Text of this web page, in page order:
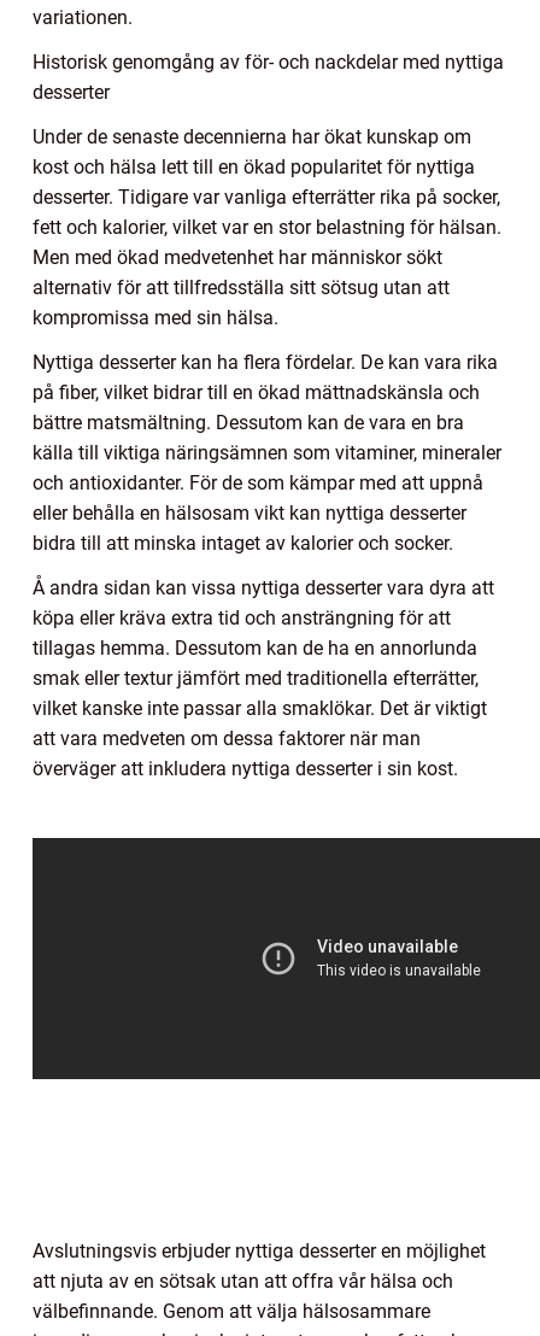
variationen.
Historisk genomgång av för- och nackdelar med nyttiga
desserter
Under de senaste decennierna har ökat kunskap om
kost och hälsa lett till en ökad popularitet för nyttiga
desserter. Tidigare var vanliga efterrätter rika på socker,
fett och kalorier, vilket var en stor belastning för hälsan.
Men med ökad medvetenhet har människor sökt
alternativ för att tillfredsställa sitt sötsug utan att
kompromissa med sin hälsa.
Nyttiga desserter kan ha flera fördelar. De kan vara rika
på fiber, vilket bidrar till en ökad mättnadskänsla och
bättre matsmältning. Dessutom kan de vara en bra
källa till viktiga näringsämnen som vitaminer, mineraler
och antioxidanter. För de som kämpar med att uppnå
eller behålla en hälsosam vikt kan nyttiga desserter
bidra till att minska intaget av kalorier och socker.
Å andra sidan kan vissa nyttiga desserter vara dyra att
köpa eller kräva extra tid och ansträngning för att
tillagas hemma. Dessutom kan de ha en annorlunda
smak eller textur jämfört med traditionella efterrätter,
vilket kanske inte passar alla smaklökar. Det är viktigt
att vara medveten om dessa faktorer när man
överväger att inkludera nyttiga desserter i sin kost.
Avslutningsvis erbjuder nyttiga desserter en möjlighet
att njuta av en sötsak utan att offra vår hälsa och
välbefinnande. Genom att välja hälsosammare